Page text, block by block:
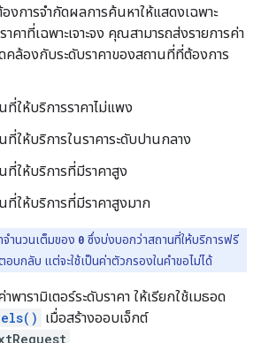
องการจำกัดผลการค้นหาให้แสดงเฉพาะ
คาที่เฉพาะเจาะจง คุณสามารถส่งรายการค่า
คล้องกับระดับราคาของสถานที่ที่ต้องการ
ที่ให้บริการราคาไม่แพง
ที่ให้บริการในราคาระดับปานกลาง
ที่ให้บริการที่มีราคาสูง
ที่ให้บริการที่มีราคาสูงมาก
จำนวนเต็มของ 0 ซึ่งบ่งบอกว่าสถานที่ให้บริการฟรี
อบกลับ แต่จะใช้เป็นค่าตัวกรองในคำขอไม่ได้
พารามิเตอร์ระดับราคา ให้เรียกใช้เมธอด
เมื่อสร้างออบเจ็กต์